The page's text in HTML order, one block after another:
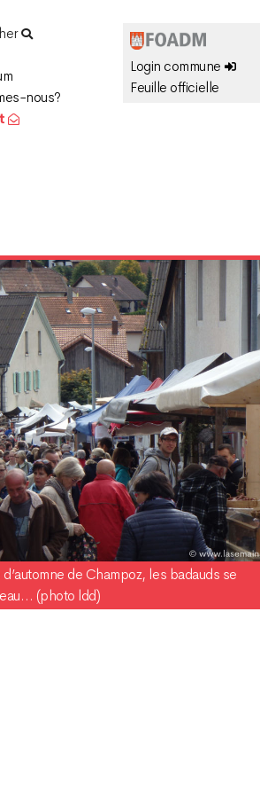
nous?
Login commune
Feuille officielle
de Champoz, les badauds se
(photo ldd)